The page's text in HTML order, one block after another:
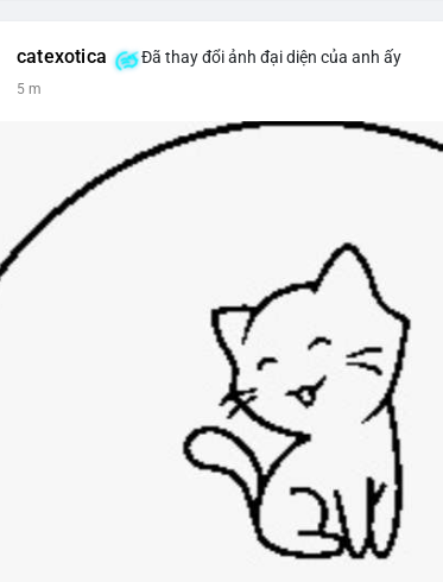
catexotica Đã thay đổi ảnh đại diện của anh ấy
5 m